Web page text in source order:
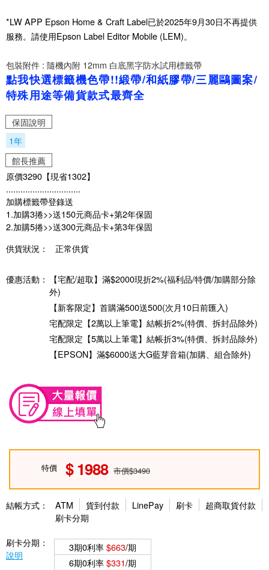
*LW APP Epson Home & Craft Label已於2025年9月30日不再提供
服務。請使用Epson Label Editor Mobile (LEM)。
包裝附件 : 隨機內附 12mm 白底黑字防水試用標籤帶
點我快選標籤機色帶!!緞帶/和紙膠帶/三麗鷗圖案/
特殊用途等備貨款式最齊全
保固說明
1年
館長推薦
原價3290【現省1302】
...............................
加購標籤帶登錄送
1.加購3捲>>送150元商品卡+第2年保固
2.加購5捲>>送300元商品卡+第3年保固
供貨狀況：
正常供貨
優惠活動：
【宅配/超取】滿$2000現折2%(福利品/特價/加購部分除
外)
【新客限定】首購滿500送500(次月10日前匯入)
宅配限定【2萬以上筆電】結帳折2%(特價、拆封品除外)
宅配限定【5萬以上筆電】結帳折3%(特價、拆封品除外)
【EPSON】滿$6000送大G藍芽音箱(加購、組合除外)
特價 1988 市價$3490
結帳方式： ATM 貨到付款 LinePay 刷卡
超商取貨付款
刷卡分期
刷卡分期：
說明
3期0利率$663/期
6期0利率$331/期